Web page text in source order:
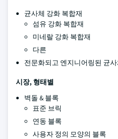
균사체 강화 복합재
섬유 강화 복합재
미네랄 강화 복합재
다른
전문화되고 엔지니어링된 균
시장, 형태별
벽돌 & 블록
표준 브릭
연동 블록
사용자 정의 모양의 블록